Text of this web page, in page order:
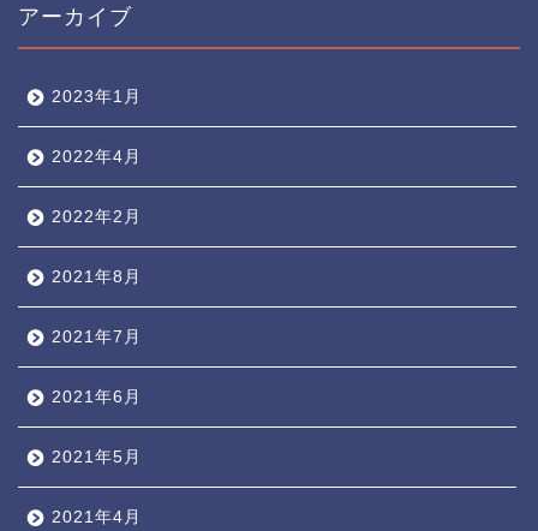
アーカイブ
2023年1月
2022年4月
2022年2月
2021年8月
2021年7月
2021年6月
2021年5月
2021年4月